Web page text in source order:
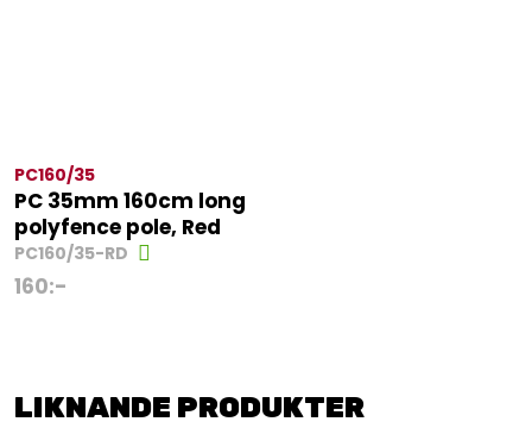
PC160/35
PC 35mm 160cm long
polyfence pole, Red
PC160/35-RD
160:-
LIKNANDE PRODUKTER